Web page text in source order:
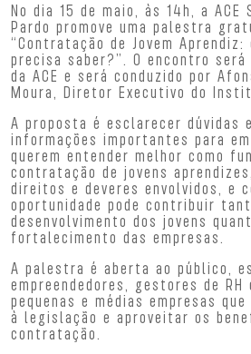
No dia 15 de maio, às 14h, a ACE
Pardo promove uma palestra
“Contratação de Jovem Aprendiz:
precisa saber?”. O encontro
da ACE e será conduzido por
Moura, Diretor Executivo do
A proposta é esclarecer dúvidas
informações importantes para
querem entender melhor como
contratação de jovens
direitos e deveres envolvidos, e
oportunidade pode contribuir
desenvolvimento dos jovens
fortalecimento das empresas.
A palestra é aberta ao público,
empreendedores, gestores de
pequenas e médias empresas
à legislação e aproveitar os
contratação.